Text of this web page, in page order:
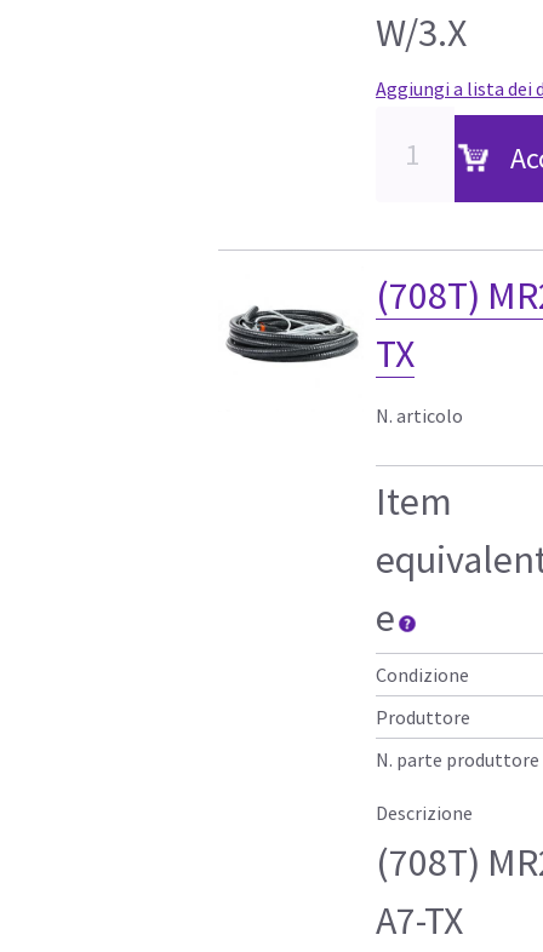
W/3.X
Aggiungi a lista dei
(708T)
TX
N. articolo
Item
e
Condizione
Produttore
N. parte produttore
Descrizione
(708T)
A7-TX